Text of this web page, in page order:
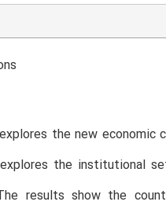
the new economic
the institutional
results show the